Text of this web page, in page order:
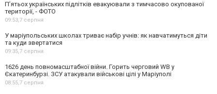
П’ятьох українських підлітків евакуювали з тимчасово окупованої
території, - ФОТО
09:53,7 серпня
У маріупольських школах триває набір учнів: як навчатимуться діти
та куди звертатися
09:35,7 серпня
1626 день повномасштабної війни. Горить черговий WB у
Єкатеринбурзі. ЗСУ атакували військові цілі у Маріуполі
08:55,7 серпня